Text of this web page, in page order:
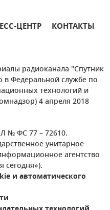
ЦЕНТР КОНТАКТЫ
радиоканала "Спутник
в Федеральной службе по
технологий и
4 апреля 2018
№ ФС 77 – 72610.
унитарное
агентство
сегодня»).
и автоматического